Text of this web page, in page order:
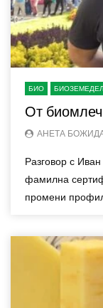
БИО
От
АНЕТА
Разговор с
фамилна
промени